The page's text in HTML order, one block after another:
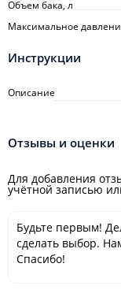
Объем бака, л
Максимальное
Инструкции
Описание
Отзывы и оценки
Для добавления
учётной записью
Будьте первым!
сделать выбор.
Спасибо!